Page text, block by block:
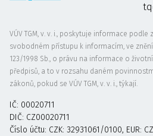
VÚV TGM, v. v. i., poskytuje informace podle
svobodném přístupu k informacím, ve
123/1998 Sb., o právu na informace o
předpisů, a to v rozsahu daném
zákonů, pokud se VÚV TGM, v. v. i., týkají.
IČ: 00020711
DIČ: CZ00020711
Číslo účtu: CZK: 32931061/0100, EUR: